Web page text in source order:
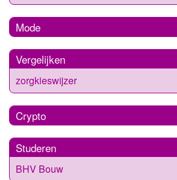
Mode
Vergelijken
zorgkieswijzer
Crypto
Studeren
BHV Bouw